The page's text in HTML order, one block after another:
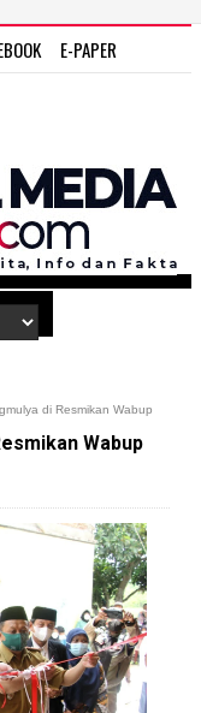
E-PAPER
di Resmikan Wabup
Wabup